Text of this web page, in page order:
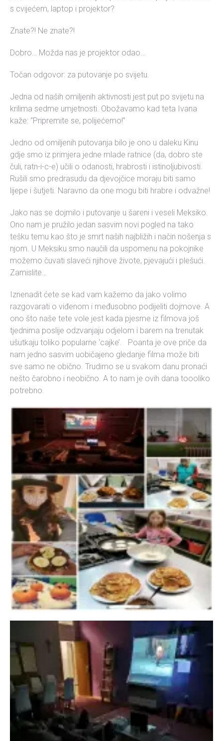
s cvijećem, laptop i projektor?
Znate?! Ne znate?!
Dobro… Možda nas je projektor odao…
Točan odgovor: za putovanje po svijetu.
Jedna od naših omiljenih aktivnosti jest put po svijetu na
krilima sedme umjetnosti. Obožavamo kad teta Ivana
kaže: “Pripremite se, polijećemo!”
Jedno od omiljenih putovanja bilo je ono u daleku Kinu
gdje smo iz primjera jedne mlade ratnice (da, dobro ste
čuli, ratn-i-c-e) učili o odanosti, hrabrosti i istinoljubivosti.
Rušili smo predrasudu da djevojčice moraju biti samo
lijepe i šutjeti. Naravno da one mogu biti hrabre i odvažne!
Jako nas se dojmilo i putovanje u šareni i veseli Meksiko.
Ono nam je pružilo jedan sasvim novi pogled na tako
tešku temu kao što je smrt naših najbližih i način nošenja s
njom. U Meksiku smo naučili da uspomenu na pokojnike
možemo čuvati slaveći njihove živote, pjevajući i plešući.
Zamislite…
Iznenadit ćete se kad vam kažemo da jako volimo
razgovarati o viđenom i međusobno podijeliti dojmove. A
ono što naše tete vole jest kada pjesme iz filmova još
tjednima poslije odzvanjaju odjelom i barem na trenutak
ušutkaju toliko popularne ‘cajke’. Poanta je ove priče da
nam jedno sasvim uobičajeno gledanje filma može biti
sve samo ne obično. Trudimo se u svakom danu pronaći
nešto čarobno i neobično. A to nam je ovih dana toooliko
potrebno.